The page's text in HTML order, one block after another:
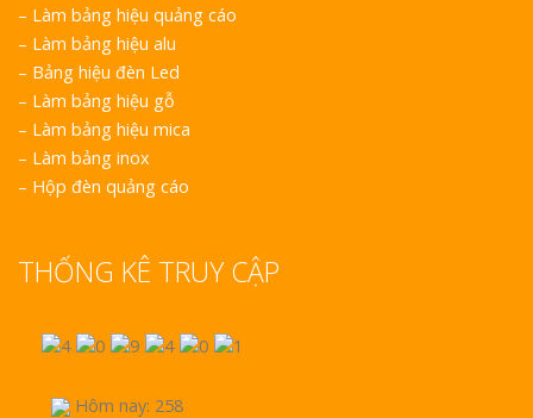
– Làm bảng hiệu quảng cáo
– Làm bảng hiệu alu
– Bảng hiệu đèn Led
– Làm bảng hiệu gỗ
– Làm bảng hiệu mica
– Làm bảng inox
– Hộp đèn quảng cáo
THỐNG KÊ TRUY CẬP
Hôm nay: 258